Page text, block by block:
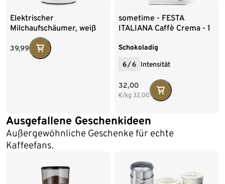
Elektrischer
Milchaufschäumer, weiß
39,99
sometime - FESTA
ITALIANA Caffè Crema - 1
Schokoladig
6/6 Intensität
32,00
€/kg 32,00
Ausgefallene Geschenkideen
Außer­gewöhnliche Geschenke für echte
Kaffeefans.